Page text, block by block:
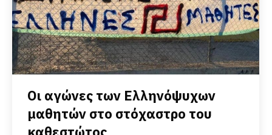
Οι αγώνες των Ελληνόψυχων
μαθητών στο στόχαστρο του